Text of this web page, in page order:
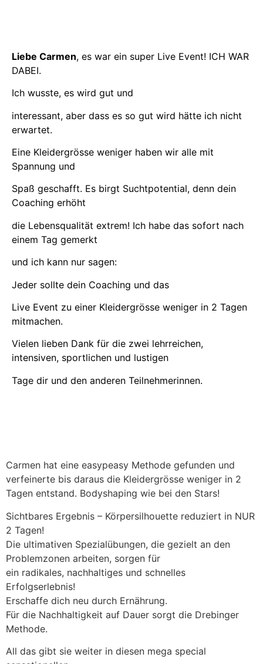
Liebe Carmen, es war ein super Live Event! ICH WAR
DABEI.
Ich wusste, es wird gut und
interessant, aber dass es so gut wird hätte ich nicht
erwartet.
Eine Kleidergrösse weniger haben wir alle mit
Spannung und
Spaß geschafft. Es birgt Suchtpotential, denn dein
Coaching erhöht
die Lebensqualität extrem! Ich habe das sofort nach
einem Tag gemerkt
und ich kann nur sagen:
Jeder sollte dein Coaching und das
Live Event zu einer Kleidergrösse weniger in 2 Tagen
mitmachen.
Vielen lieben Dank für die zwei lehrreichen,
intensiven, sportlichen und lustigen
Tage dir und den anderen Teilnehmerinnen.
Carmen hat eine easypeasy Methode gefunden und
verfeinerte bis daraus die Kleidergrösse weniger in 2
Tagen entstand. Bodyshaping wie bei den Stars!
Sichtbares Ergebnis – Körpersilhouette reduziert in NUR
2 Tagen!
Die ultimativen Spezialübungen, die gezielt an den
Problemzonen arbeiten, sorgen für
ein radikales, nachhaltiges und schnelles
Erfolgserlebnis!
Erschaffe dich neu durch Ernährung.
Für die Nachhaltigkeit auf Dauer sorgt die Drebinger
Methode.
All das gibt sie weiter in diesen mega special